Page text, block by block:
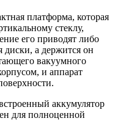
платформа, которая
стеклу,
его приводят либо
а держится он
вакуумного
и аппарат
аккумулятор
для полноценной